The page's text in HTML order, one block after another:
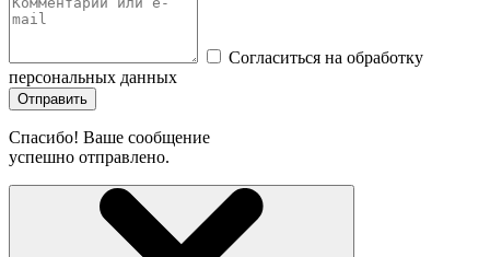
Согласиться на обработку
персональных данных
Отправить
Спасибо! Ваше сообщение
успешно отправлено.